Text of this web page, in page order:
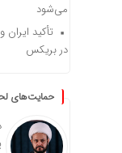
می‌شود
تأکید
در بریکس
حمایت‌های